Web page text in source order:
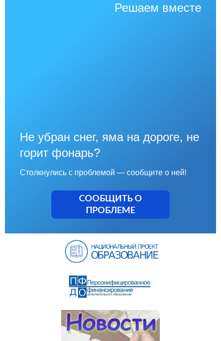
Решаем вместе
Не убран снег, яма на дороге, не
горит фонарь?
Столкнулись с проблемой — сообщите о ней!
СООБЩИТЬ О
ПРОБЛЕМЕ